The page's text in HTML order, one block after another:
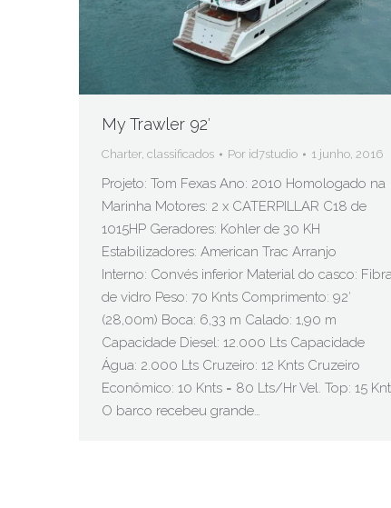
My Trawler 92′
Charter, classificados Por id7studio 1 junho, 2016
Projeto: Tom Fexas Ano: 2010 Homologado na
Marinha Motores: 2 x CATERPILLAR C18 de
1015HP Geradores: Kohler de 30 KH
Estabilizadores: American Trac Arranjo
Interno: Convés inferior Material do casco:
de vidro Peso: 70 Knts Comprimento: 92′
(28,00m) Boca: 6,33 m Calado: 1,90 m
Capacidade Diesel: 12.000 Lts Capacidade
Água: 2.000 Lts Cruzeiro: 12 Knts Cruzeiro
Econômico: 10 Knts = 80 Lts/Hr Vel. Top: 15
O barco recebeu grande…